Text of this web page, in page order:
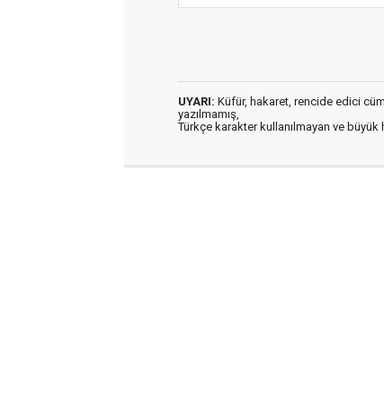
UYARI: Küfür, hakaret, rencide edici
yazılmamış,
Türkçe karakter kullanılmayan ve büyük